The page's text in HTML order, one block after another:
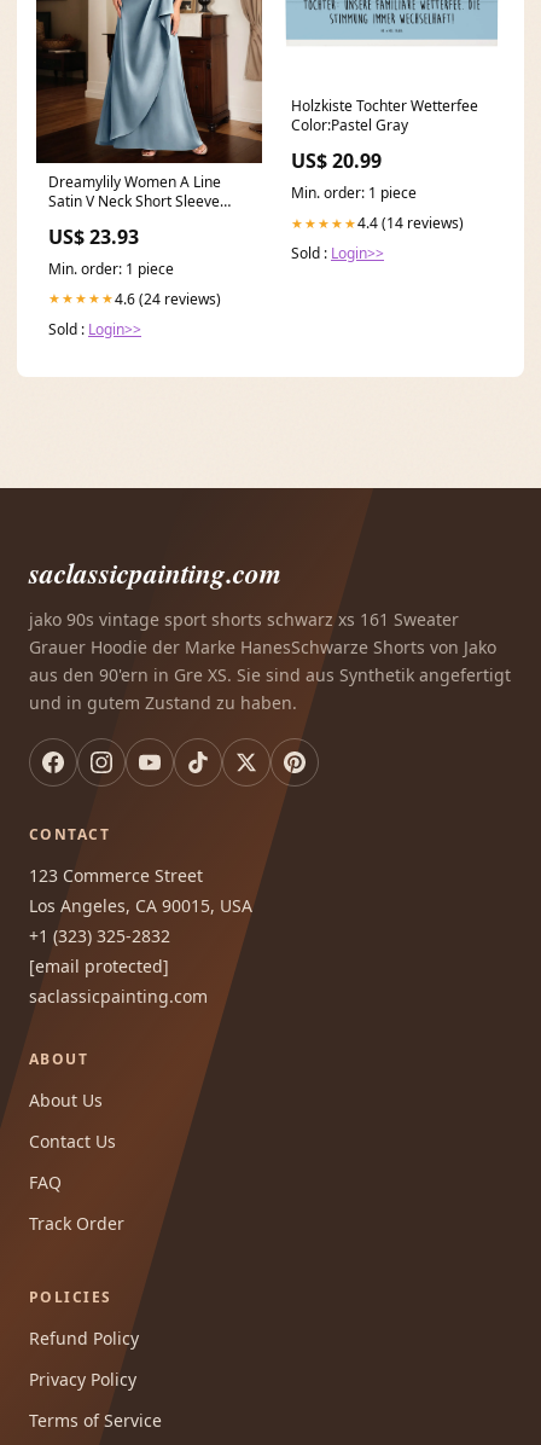
Dreamylily Women A Line
Satin V Neck Short Sleeve
US$ 23.93
Min. order: 1 piece
★★★★★4.6 (24 reviews)
Sold : Login>>
Holzkiste Tochter Wetterfee
Color:Pastel Gray
US$ 20.99
Min. order: 1 piece
★★★★★4.4 (14 reviews)
Sold : Login>>
saclassicpainting.com
jako 90s vintage sport shorts schwarz xs 161 Sweater
Grauer Hoodie der Marke HanesSchwarze Shorts von Jako
aus den 90'ern in Gre XS. Sie sind aus Synthetik angefertigt
und in gutem Zustand zu haben.
CONTACT
123 Commerce Street
Los Angeles, CA 90015, USA
+1 (323) 325-2832
[email protected]
saclassicpainting.com
ABOUT
About Us
Contact Us
FAQ
Track Order
POLICIES
Refund Policy
Privacy Policy
Terms of Service